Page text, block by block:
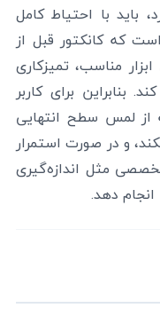
باید با احتیاط کامل
که کانکتور قبل از
مناسب، تمیزکاری
بنابراین برای کاربر
از لمس سطح انتهایی
و در صورت استمرار
مثل اندازه‌گیری